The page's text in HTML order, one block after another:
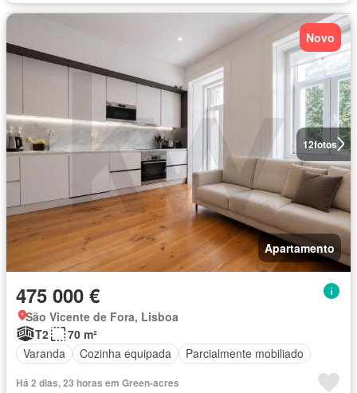
12fotos
Novo
Apartamento
475 000 €
São Vicente de Fora, Lisboa
T2
70 m²
Varanda
Cozinha equipada Parcialmente mobiliado
Há 2 dias, 23 horas em Green-acres